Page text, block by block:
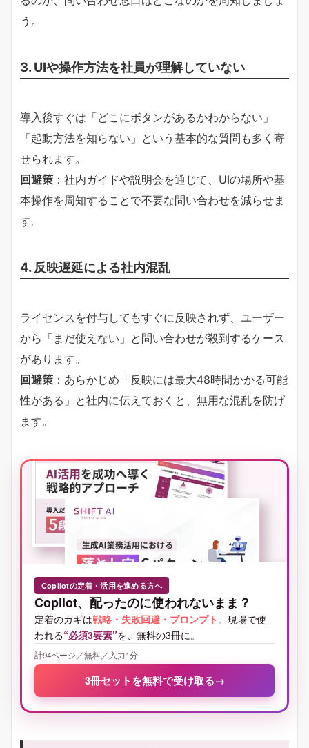
う。
3. UIや操作方法を社員が理解していない
導入後すぐは「どこにボタンがあるかわからない」
「起動方法を知らない」という基本的な質問も多く寄
せられます。
回避策 ：社内ガイドや説明会を通じて、UIの場所や基
本操作を周知することで不要な問い合わせを減らせま
す。
4. 反映遅延による社内混乱
ライセンスを付与してもすぐに反映されず、ユーザー
から「まだ使えない」と問い合わせが殺到するケース
があります。
回避策 ：あらかじめ「反映には最大48時間かかる可能
性がある」と社内に伝えておくと、無用な混乱を防げ
ます。
Copilotの定着・活用を進める方へ
Copilot、配ったのに使われないまま？
定着のカギは戦略・失敗回避・プロンプト 。現場で使
われる“必須3要素”を、無料の3冊に。
計94ページ／無料／入力1分
3冊セットを無料で受け取る→